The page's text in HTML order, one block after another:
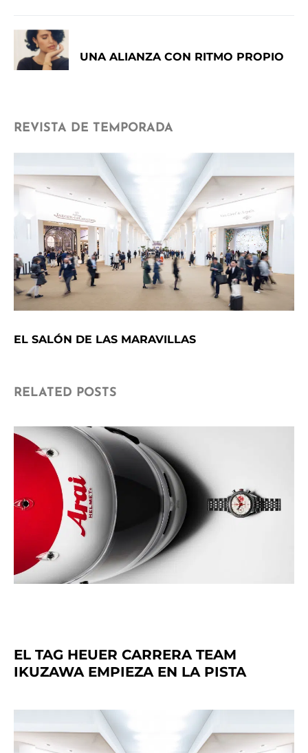
UNA ALIANZA CON RITMO PROPIO
REVISTA DE TEMPORADA
EL SALÓN DE LAS MARAVILLAS
RELATED POSTS
EL TAG HEUER CARRERA TEAM
IKUZAWA EMPIEZA EN LA PISTA